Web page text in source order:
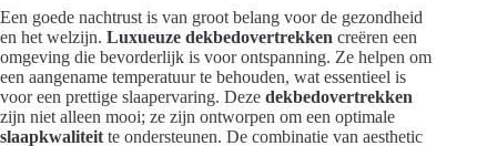
Een goede nachtrust is van groot belang voor de gezondheid
en het welzijn. Luxueuze dekbedovertrekken creëren een
omgeving die bevorderlijk is voor ontspanning. Ze helpen om
een aangename temperatuur te behouden, wat essentieel is
voor een prettige slaapervaring. Deze dekbedovertrekken
zijn niet alleen mooi; ze zijn ontworpen om een optimale
slaapkwaliteit te ondersteunen. De combinatie van aesthetic